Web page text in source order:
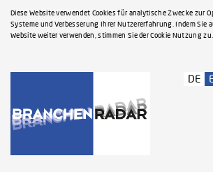
Diese Website verwendet Cookies für analytische Zwecke zur
Systeme und Verbesserung Ihrer Nutzererfahrung. Indem Sie
Website weiter verwenden, stimmen Sie der Cookie Nutzung zu.
DE